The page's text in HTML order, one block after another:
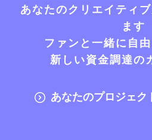
あなたのクリエイティ
ます
ファンと一緒に自
新しい資金調達の
あなたのプロジェク